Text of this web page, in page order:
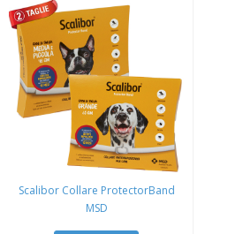
Scalibor Collare ProtectorBand
MSD